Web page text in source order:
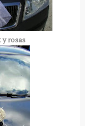
rosas